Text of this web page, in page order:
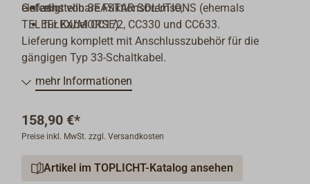
einfach.einstellbare Friktionsbremse,
für Kabel CC172, CC330 und CC633.
Gefertigt von SEASTAR SOLUTIONS (ehemals
TELEFLEX/MORSE).
Lieferung komplett mit Anschlusszubehör für die
gängigen Typ 33-Schaltkabel.
mehr Informationen
158,90 €*
Preise inkl. MwSt. zzgl. Versandkosten
Artikel im TOPLICHT-Katalog ansehen